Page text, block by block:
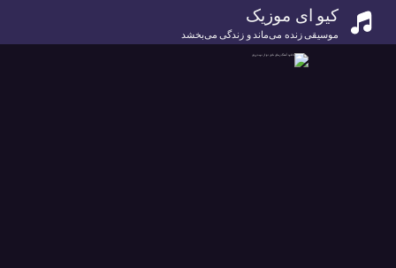
کیو ای موزیک
موسیقی زنده می‌ماند و زندگی می‌بخشد